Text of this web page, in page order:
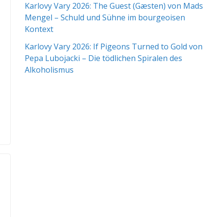
Karlovy Vary 2026: The Guest (Gæsten) von Mads
Mengel – Schuld und Sühne im bourgeoisen
Kontext
Karlovy Vary 2026: If Pigeons Turned to Gold von
Pepa Lubojacki – Die tödlichen Spiralen des
Alkoholismus